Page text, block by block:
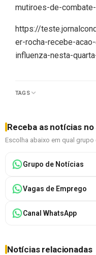
mutiroes-de-
https://
er-rocha-recebe-
influenza-nesta-
TAGS
Receba as notícias
Escolha abaixo em qual
Grupo de Notícias
Vagas de Emprego
Canal WhatsApp
Notícias relacionadas